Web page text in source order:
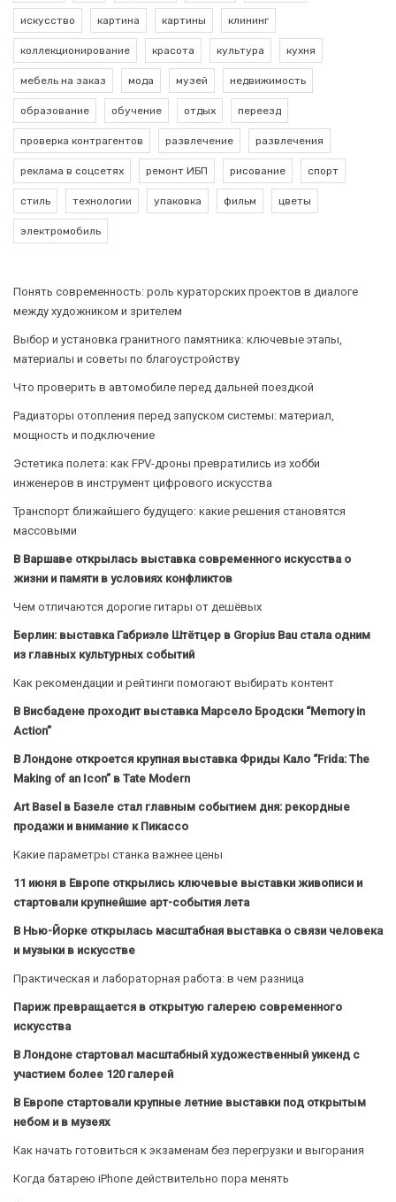
искусство картина картины клининг
коллекционирование красота культура кухня
мебель на заказ мода музей недвижимость
образование обучение отдых переезд
проверка контрагентов развлечение развлечения
реклама в соцсетях ремонт ИБП рисование спорт
стиль технологии упаковка фильм цветы
электромобиль
Понять современность: роль кураторских проектов в диалоге
между художником и зрителем
Выбор и установка гранитного памятника: ключевые этапы,
материалы и советы по благоустройству
Что проверить в автомобиле перед дальней поездкой
Радиаторы отопления перед запуском системы: материал,
мощность и подключение
Эстетика полета: как FPV-дроны превратились из хобби
инженеров в инструмент цифрового искусства
Транспорт ближайшего будущего: какие решения становятся
массовыми
В Варшаве открылась выставка современного искусства о
жизни и памяти в условиях конфликтов
Чем отличаются дорогие гитары от дешёвых
Берлин: выставка Габриэле Штётцер в Gropius Bau стала одним
из главных культурных событий
Как рекомендации и рейтинги помогают выбирать контент
В Висбадене проходит выставка Марсело Бродски “Memory in
Action”
В Лондоне откроется крупная выставка Фриды Кало “Frida: The
Making of an Icon” в Tate Modern
Art Basel в Базеле стал главным событием дня: рекордные
продажи и внимание к Пикассо
Какие параметры станка важнее цены
11 июня в Европе открылись ключевые выставки живописи и
стартовали крупнейшие арт-события лета
В Нью-Йорке открылась масштабная выставка о связи человека
и музыки в искусстве
Практическая и лабораторная работа: в чем разница
Париж превращается в открытую галерею современного
искусства
В Лондоне стартовал масштабный художественный уикенд с
участием более 120 галерей
В Европе стартовали крупные летние выставки под открытым
небом и в музеях
Как начать готовиться к экзаменам без перегрузки и выгорания
Когда батарею iPhone действительно пора менять